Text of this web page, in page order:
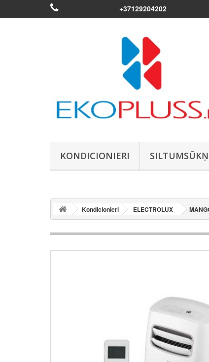
+37129204202
KONDICIONIERI
Kondicionieri ELECTROLUX